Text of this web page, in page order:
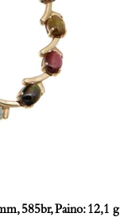
585br, Paino: 12,1 g